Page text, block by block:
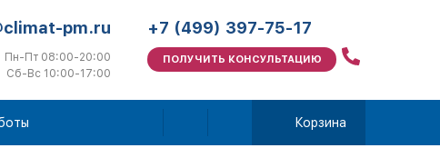
pm.ru
Пн-Пт 08:00-20:00
Сб-Вс 10:00-17:00
+7 (499) 397-75-17
ПОЛУЧИТЬ КОНСУЛЬТАЦИЮ
Корзина